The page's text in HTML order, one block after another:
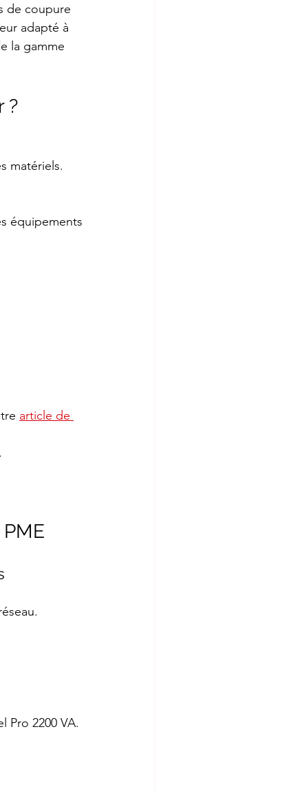
de coupure
adapté à
la gamme
?
matériels.
équipements
article de
Pro 2200 VA.